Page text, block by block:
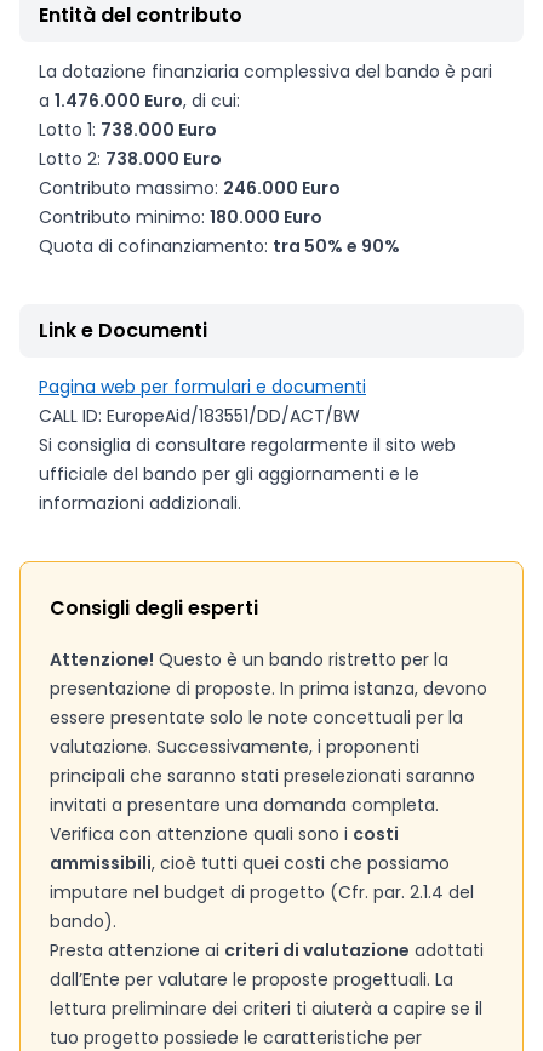
Entità del contributo
La dotazione finanziaria complessiva del bando è pari
a 1.476.000 Euro, di cui:
Lotto 1: 738.000 Euro
Lotto 2: 738.000 Euro
Contributo massimo: 246.000 Euro
Contributo minimo: 180.000 Euro
Quota di cofinanziamento: tra 50% e 90%
Link e Documenti
Pagina web per formulari e documenti
CALL ID: EuropeAid/183551/DD/ACT/BW
Si consiglia di consultare regolarmente il sito web
ufficiale del bando per gli aggiornamenti e le
informazioni addizionali.
Consigli degli esperti
Attenzione! Questo è un bando ristretto per la
presentazione di proposte. In prima istanza, devono
essere presentate solo le note concettuali per la
valutazione. Successivamente, i proponenti
principali che saranno stati preselezionati saranno
invitati a presentare una domanda completa.
Verifica con attenzione quali sono i costi
ammissibili, cioè tutti quei costi che possiamo
imputare nel budget di progetto (Cfr. par. 2.1.4 del
bando).
Presta attenzione ai criteri di valutazione adottati
dall’Ente per valutare le proposte progettuali. La
lettura preliminare dei criteri ti aiuterà a capire se il
tuo progetto possiede le caratteristiche per